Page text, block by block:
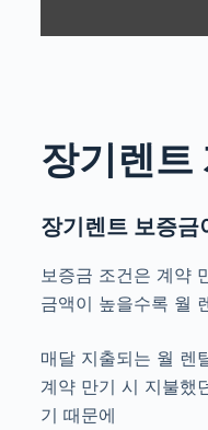
장기렌트
장기렌트 보증금
보증금 조건은 계약
금액이 높을수록 월
매달 지출되는 월 렌
계약 만기 시 지불했
기 때문에